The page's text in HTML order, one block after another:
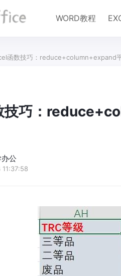
WORD教程
函数技巧：reduce+column+expand
技巧：
公